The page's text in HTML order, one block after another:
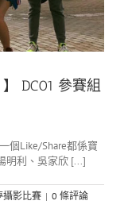
DC01 參賽組
個Like/Share都係寶
明利、吳家欣 [...]
攝影比賽 | 0 條評論